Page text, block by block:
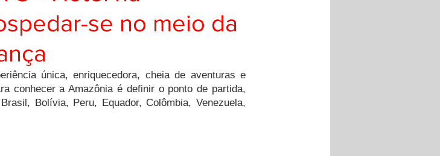
se no meio da
única, enriquecedora, cheia de aventuras e
conhecer a Amazônia é definir o ponto de partida,
Bolívia, Peru, Equador, Colômbia, Venezuela,